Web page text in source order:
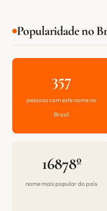
Popularidade no
357
pessoas com este nome no
Brasil
16878º
nome mais popular do país